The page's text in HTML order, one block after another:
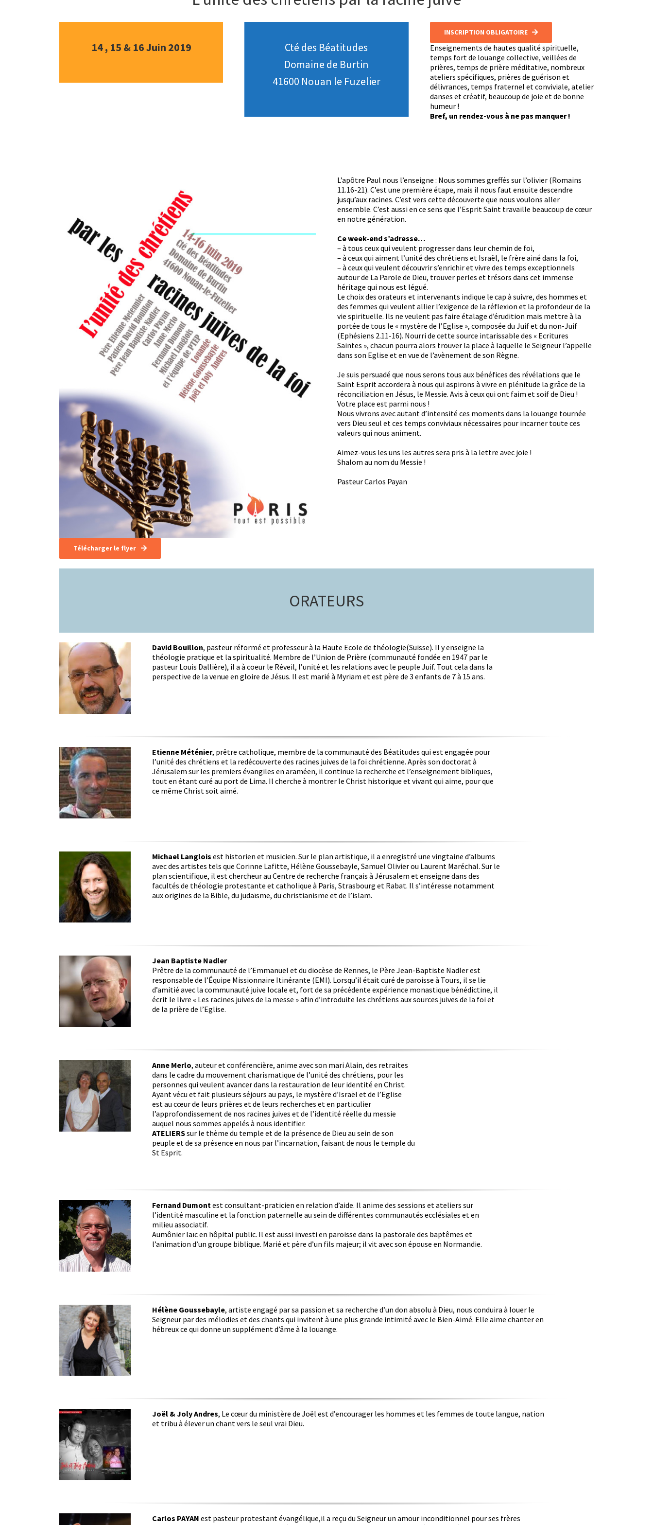
14 , 15 & 16 Juin 2019
Cté des Béatitudes
Domaine de Burtin
41600 Nouan le Fuzelier
INSCRIPTION OBLIGATOIRE
Enseignements de hautes qualité spirituelle,
temps fort de louange collective, veillées de
prières, temps de prière méditative, nombreux
ateliers spécifiques, prières de guérison et
délivrances, temps fraternel et conviviale, atelier
danses et créatif, beaucoup de joie et de bonne
humeur !
Bref, un rendez-vous à ne pas manquer !
Télécharger le flyer
L’apôtre Paul nous l’enseigne : Nous sommes greffés sur l’olivier (Romains
11.16-21). C’est une première étape, mais il nous faut ensuite descendre
jusqu’aux racines. C’est vers cette découverte que nous voulons aller
ensemble. C’est aussi en ce sens que l’Esprit Saint travaille beaucoup de cœur
en notre génération.
Ce week-end s’adresse…
– à tous ceux qui veulent progresser dans leur chemin de foi,
– à ceux qui aiment l’unité des chrétiens et Israël, le frère ainé dans la foi,
– à ceux qui veulent découvrir s’enrichir et vivre des temps exceptionnels
autour de La Parole de Dieu, trouver perles et trésors dans cet immense
héritage qui nous est légué.
Le choix des orateurs et intervenants indique le cap à suivre, des hommes et
des femmes qui veulent allier l’exigence de la réflexion et la profondeur de la
vie spirituelle. Ils ne veulent pas faire étalage d’érudition mais mettre à la
portée de tous le « mystère de l’Eglise », composée du Juif et du non-Juif
(Ephésiens 2.11-16). Nourri de cette source intarissable des « Ecritures
Saintes », chacun pourra alors trouver la place à laquelle le Seigneur l’appelle
dans son Eglise et en vue de l’avènement de son Règne.
Je suis persuadé que nous serons tous aux bénéfices des révélations que le
Saint Esprit accordera à nous qui aspirons à vivre en plénitude la grâce de la
réconciliation en Jésus, le Messie. Avis à ceux qui ont faim et soif de Dieu !
Votre place est parmi nous !
Nous vivrons avec autant d’intensité ces moments dans la louange tournée
vers Dieu seul et ces temps conviviaux nécessaires pour incarner toute ces
valeurs qui nous animent.
Aimez-vous les uns les autres sera pris à la lettre avec joie !
Shalom au nom du Messie !
Pasteur Carlos Payan
ORATEURS
David Bouillon, pasteur réformé et professeur à la Haute Ecole de théologie(Suisse). Il y enseigne la
théologie pratique et la spiritualité. Membre de l’Union de Prière (communauté fondée en 1947 par le
pasteur Louis Dallière), il a à coeur le Réveil, l’unité et les relations avec le peuple Juif. Tout cela dans la
perspective de la venue en gloire de Jésus. Il est marié à Myriam et est père de 3 enfants de 7 à 15 ans.
Etienne Méténier, prêtre catholique, membre de la communauté des Béatitudes qui est engagée pour
l’unité des chrétiens et la redécouverte des racines juives de la foi chrétienne. Après son doctorat à
Jérusalem sur les premiers évangiles en araméen, il continue la recherche et l’enseignement bibliques,
tout en étant curé au port de Lima. Il cherche à montrer le Christ historique et vivant qui aime, pour que
ce même Christ soit aimé.
Michael Langlois est historien et musicien. Sur le plan artistique, il a enregistré une vingtaine d’albums
avec des artistes tels que Corinne Lafitte, Hélène Goussebayle, Samuel Olivier ou Laurent Maréchal. Sur le
plan scientifique, il est chercheur au Centre de recherche français à Jérusalem et enseigne dans des
facultés de théologie protestante et catholique à Paris, Strasbourg et Rabat. Il s’intéresse notamment
aux origines de la Bible, du judaïsme, du christianisme et de l’islam.
Jean Baptiste Nadler
Prêtre de la communauté de l’Emmanuel et du diocèse de Rennes, le Père Jean-Baptiste Nadler est
responsable de l’Équipe Missionnaire Itinérante (EMI). Lorsqu’il était curé de paroisse à Tours, il se lie
d’amitié avec la communauté juive locale et, fort de sa précédente expérience monastique bénédictine, il
écrit le livre « Les racines juives de la messe » afin d’introduite les chrétiens aux sources juives de la foi et
de la prière de l’Eglise.
Anne Merlo, auteur et conférencière, anime avec son mari Alain, des retraites
dans le cadre du mouvement charismatique de l’unité des chrétiens, pour les
personnes qui veulent avancer dans la restauration de leur identité en Christ.
Ayant vécu et fait plusieurs séjours au pays, le mystère d’Israël et de l’Eglise
est au cœur de leurs prières et de leurs recherches et en particulier
l’approfondissement de nos racines juives et de l’identité réelle du messie
auquel nous sommes appelés à nous identifier.
ATELIERSsur le thème du temple et de la présence de Dieu au sein de son
peuple et de sa présence en nous par l’incarnation, faisant de nous le temple du
St Esprit.
Fernand Dumont est consultant-praticien en relation d’aide. Il anime des sessions et ateliers sur
l’identité masculine et la fonction paternelle au sein de différentes communautés ecclésiales et en
milieu associatif.
Aumônier laïc en hôpital public. Il est aussi investi en paroisse dans la pastorale des baptêmes et
l’animation d’un groupe biblique. Marié et père d’un fils majeur; il vit avec son épouse en Normandie.
Hélène Goussebayle, artiste engagé par sa passion et sa recherche d’un don absolu à Dieu, nous conduira à louer le
Seigneur par des mélodies et des chants qui invitent à une plus grande intimité avec le Bien-Aimé. Elle aime chanter en
hébreux ce qui donne un supplément d’âme à la louange.
Joël & Joly Andres, Le cœur du ministère de Joël est d’encourager les hommes et les femmes de toute langue, nation
et tribu à élever un chant vers le seul vrai Dieu.
Carlos PAYAN est pasteur protestant évangélique,il a reçu du Seigneur un amour inconditionnel pour ses frères